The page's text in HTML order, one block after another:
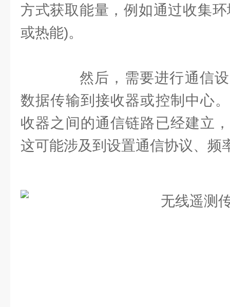
方式获取能量，例如通过收集
或热能)。
然后，需要进行通信设
数据传输到接收器或控制中心
收器之间的通信链路已经建立
这可能涉及到设置通信协议、频